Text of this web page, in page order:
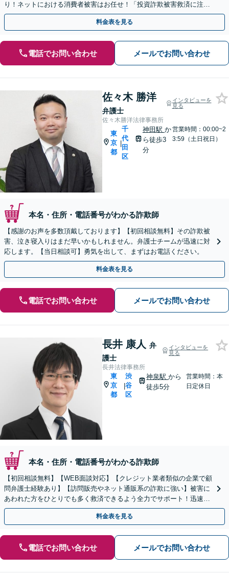
り！ネットにおける消費者被害はお任せ！「投資詐欺被害救済に注力
／未公開株、仮想通貨、FX詐欺」【休日・夜間相談可】
料金表を見る
電話でお問い合わせ メールでお問い合わせ
佐々木 勝洋
弁護士
インタビューを
見る
佐々木勝洋法律事務所
東
京
都
|
千
代
田
区
神田駅 か
ら徒歩3
分
営業時間：00:00~2
3:59（土日祝日）
本名・住所・電話番号がわかる詐欺師
【感謝のお声を多数頂戴しております】【初回相談無料】その詐欺被
害、泣き寝入りはまだ早いかもしれません。弁護士チームが迅速に対
応します。【当日相談可】勇気を出して、まずはお電話ください。
料金表を見る
電話でお問い合わせ メールでお問い合わせ
長井 康人 弁
護士
インタビューを
見る
長井法律事務所
東
京
都
|
渋
谷
区
神泉駅から
徒歩5分
営業時間：本
日定休日
本名・住所・電話番号がわかる詐欺師
【初回相談無料】【WEB面談対応】【クレジット業者類似の企業で顧
問弁護士経験あり】【訪問販売やネット通販系の詐欺に強い】被害に
あわれた方をひとりでも多く救済できるよう全力でサポート！迅速な
対応で返還請求をおこないます【休日・夜間相談可】
料金表を見る
電話でお問い合わせ メールでお問い合わせ